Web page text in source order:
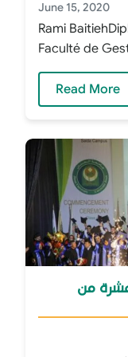
June 15, 2020
Rami
Faculté de
Read More
عشرة من